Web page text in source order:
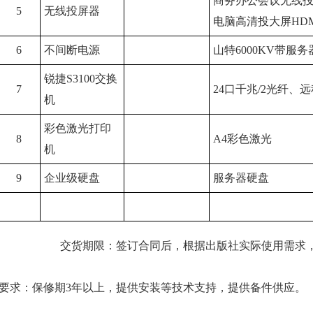
5 无线投屏器
电脑高清投大屏
6 不间断电源 山特6000KV带服务
7
锐捷S3100交换
机
24口千兆/2光纤、
8
彩色激光打印
机
A4彩色激光
9 企业级硬盘 服务器硬盘
交货期限：签订合同后，根据出版社实际使用需求
：保修期3年以上，提供安装等技术支持，提供备件供应。